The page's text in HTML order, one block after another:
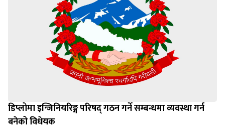
डिप्लोमा इन्जिनियरिङ्ग परिषद् गठन गर्ने सम्बन्धमा व्यवस्था गर्न
बनेको विधेयक